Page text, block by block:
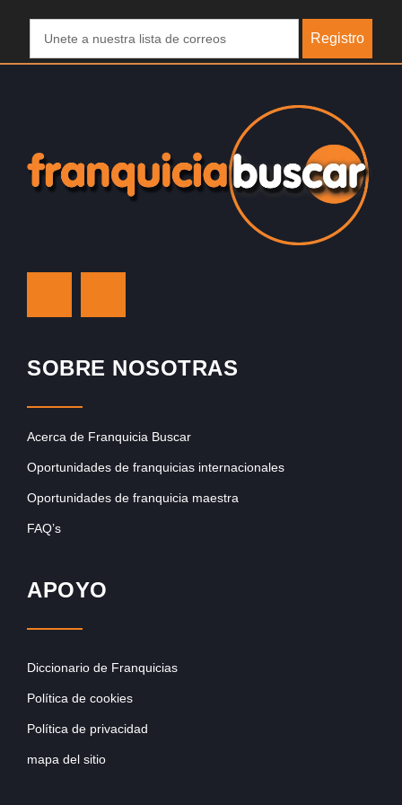
Registro
SOBRE NOSOTRAS
Acerca de Franquicia Buscar
Oportunidades de franquicias internacionales
Oportunidades de franquicia maestra
FAQ’s
APOYO
Diccionario de Franquicias
Política de cookies
Política de privacidad
mapa del sitio